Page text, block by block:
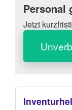
Personal
Jetzt